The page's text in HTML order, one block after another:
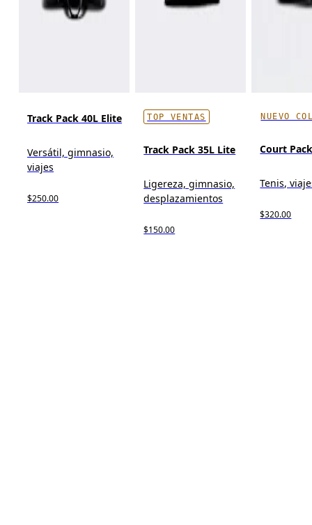
Track Pack 40L Elite
Versátil, gimnasio,
viajes
$250.00
TOP VENTAS
Track Pack 35L Lite
Ligereza, gimnasio,
desplazamientos
$150.00
NUEVO
Court
Tenis,
$320.00